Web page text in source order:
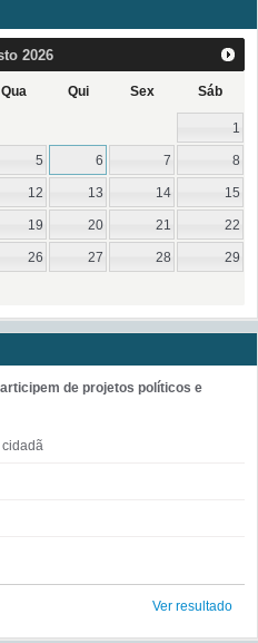
2026
Qua Qui Sex Sáb
1
5 6 7 8
12 13 14 15
19 20 21 22
26 27 28 29
de projetos políticos e
cidadã
Ver resultado